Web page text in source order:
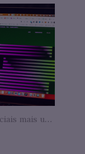
ChatGPT é uma das inteligências artificiais mais utilizadas no mundo - Fonte: Unsplash